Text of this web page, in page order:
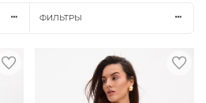
ФИЛЬТРЫ